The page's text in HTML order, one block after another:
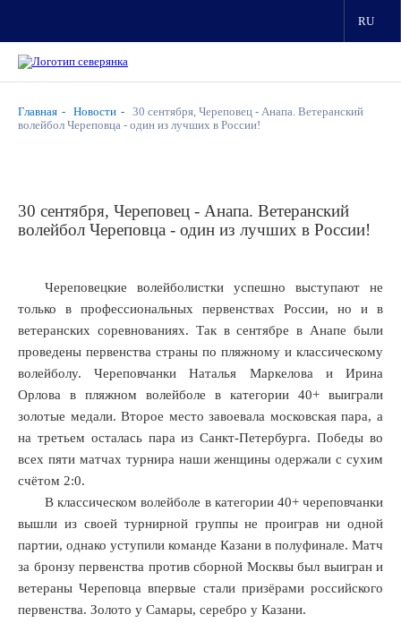
RU
Главная Новости
30 сентября, Череповец - Анапа. Ветеранский
волейбол Череповца - один из лучших в России!
30 сентября, Череповец - Анапа. Ветеранский
волейбол Череповца - один из лучших в России!
Череповецкие волейболистки успешно выступают не
только в профессиональных первенствах России, но и в
ветеранских соревнованиях. Так в сентябре в Анапе были
проведены первенства страны по пляжному и классическому
волейболу. Череповчанки Наталья Маркелова и Ирина
Орлова в пляжном волейболе в категории 40+ выиграли
золотые медали. Второе место завоевала московская пара, а
на третьем осталась пара из Санкт-Петербурга. Победы во
всех пяти матчах турнира наши женщины одержали с сухим
счётом 2:0.
В классическом волейболе в категории 40+ череповчанки
вышли из своей турнирной группы не проиграв ни одной
партии, однако уступили команде Казани в полуфинале. Матч
за бронзу первенства против сборной Москвы был выигран и
ветераны Череповца впервые стали призёрами российского
первенства. Золото у Самары, серебро у Казани.